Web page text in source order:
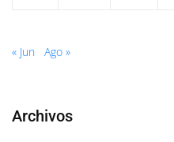
« Jun Ago »
Archivos